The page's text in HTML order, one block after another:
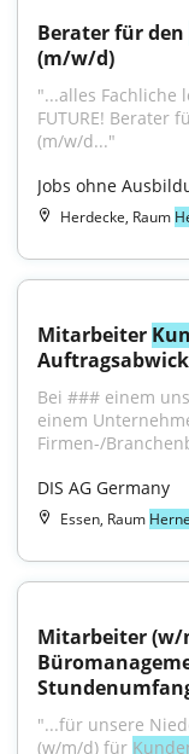
Berater für den
(m/w/d)
"...alles Fachliche
FUTURE! Berater
(m/w/d..."
Jobs ohne
Herdecke, Raum
Mitarbeiter
Bei ### einem
einem
Firmen-/
DIS AG Germany
Essen, Raum Herne
Mitarbeiter
"...für unsere
(w/m/d) für